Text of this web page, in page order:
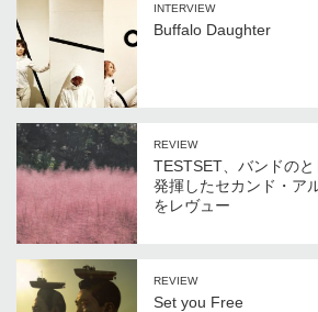
INTERVIEW
Buffalo Daughter
REVIEW
TESTSET、バンドの
発揮したセカンド・ア
をレヴュー
REVIEW
Set you Free